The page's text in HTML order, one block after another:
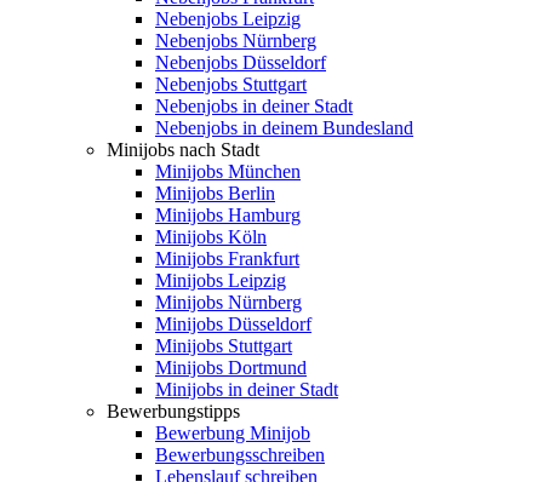
Nebenjobs Leipzig
Nebenjobs Nürnberg
Nebenjobs Düsseldorf
Nebenjobs Stuttgart
Nebenjobs in deiner Stadt
Nebenjobs in deinem Bundesland
Minijobs nach Stadt
Minijobs München
Minijobs Berlin
Minijobs Hamburg
Minijobs Köln
Minijobs Frankfurt
Minijobs Leipzig
Minijobs Nürnberg
Minijobs Düsseldorf
Minijobs Stuttgart
Minijobs Dortmund
Minijobs in deiner Stadt
Bewerbungstipps
Bewerbung Minijob
Bewerbungsschreiben
Lebenslauf schreiben